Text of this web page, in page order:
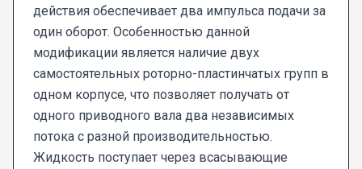
действия обеспечивает два импульса подачи за
один оборот. Особенностью данной
модификации является наличие двух
самостоятельных роторно-пластинчатых групп в
одном корпусе, что позволяет получать от
одного приводного вала два независимых
потока с разной производительностью.
Жидкость поступает через всасывающие